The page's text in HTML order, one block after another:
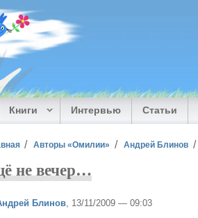
Книги Интервью Статьи
Авторы «Омилии» Андрей Блинов
не вечер…
Блинов , 13/11/2009 — 09:03